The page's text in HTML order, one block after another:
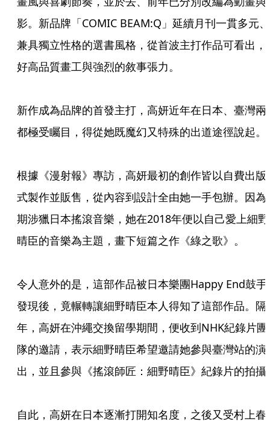
影。新品牌「COMIC BEAM:Q」延續月刊一貫多元、
兼具獨立性格的選書風格，從首波主打作品可看出，
好高品質畫工與強烈的敘事張力。
新作成為品牌的首發主打，高妍近年在日本、臺灣兩
都極受矚目，得從她既魔幻又特殊的出道途徑說起。
根據《漫射報》專訪，高妍最初的創作皆以自費出版
式製作並販售，從內容到設計全由她一手包辦。因為
期涉獵日本搖滾音樂，她在2018年便以自己愛上細野
晴臣的音樂為主題，畫下短篇之作《綠之歌》。
令人意外的是，這部作品被日本樂團Happy End鼓手
發現後，竟輾轉讓細野晴臣本人得知了這部作品。隔
年，高妍在沖繩交換留學期間，便收到NHK紀錄片團
隊的邀請，表示細野晴臣希望邀請她參與臺灣站的演
出，並且參與《搖滾師匠：細野晴臣》紀錄片的拍攝
自此，高妍在日本逐漸打開知名度，之後又受村上春